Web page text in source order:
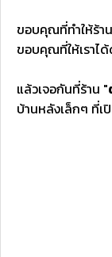
ขอบคุณที่ทำให้ร้า
ขอบคุณที่ให้เราไ
แล้วเจอกันที่ร้าน "
บ้านหลังเล็กๆ ที่